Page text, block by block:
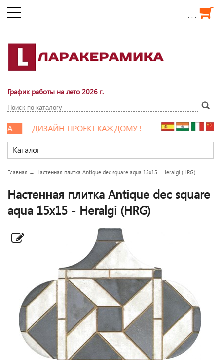
. . .
График работы на лето 2026 г.
ДИЗАЙН-ПРОЕКТ КАЖДОМУ !
Каталог
Главная → Настенная плитка Antique dec square aqua 15x15 - Heralgi (HRG)
Настенная плитка Antique dec square
aqua 15x15 - Heralgi (HRG)